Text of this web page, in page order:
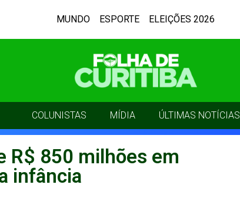
MUNDO ESPORTE ELEIÇÕES 2026
COLUNISTAS MÍDIA ÚLTIMAS NOTÍCIAS
R$ 850 milhões em
infância